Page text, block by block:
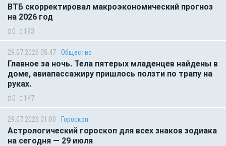
ВТБ скорректировал макроэкономический прогноз
на 2026 год
0 193
29.07.2026 05:47 Общество
Главное за ночь. Тела пятерых младенцев найдены в
доме, авиапассажиру пришлось ползти по трапу на
руках.
0 147
29.07.2026 01:00 Гороскоп
Астрологический гороскоп для всех знаков зодиака
на сегодня — 29 июля